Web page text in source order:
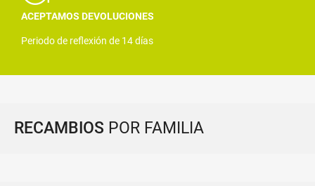
ACEPTAMOS DEVOLUCIONES
Periodo de reflexión de 14 días
RECAMBIOS POR FAMILIA